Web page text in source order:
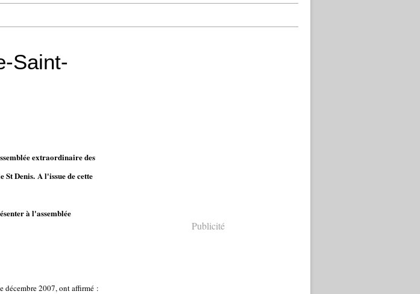
Saint-
extraordinaire des
Denis. A l'issue de cette
à l'assemblée
décembre 2007, ont affirmé :
Publicité